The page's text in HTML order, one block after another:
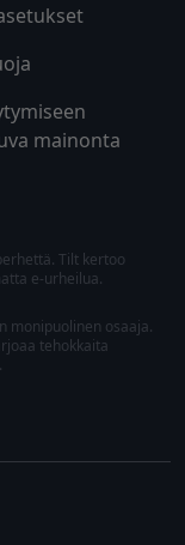
mainonta
Tilt kertoo
e-urheilua.
monipuolinen osaaja.
tehokkaita